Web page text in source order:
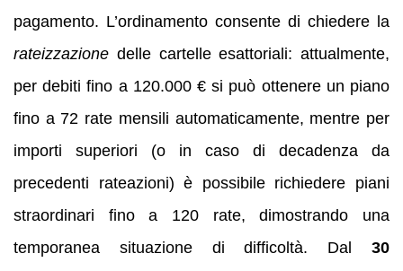
pagamento. L’ordinamento consente di chiedere la
rateizzazione delle cartelle esattoriali: attualmente,
per debiti fino a 120.000 € si può ottenere un piano
fino a 72 rate mensili automaticamente, mentre per
importi superiori (o in caso di decadenza da
precedenti rateazioni) è possibile richiedere piani
straordinari fino a 120 rate, dimostrando una
temporanea situazione di difficoltà. Dal 30